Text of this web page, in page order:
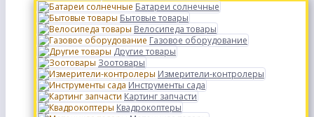
Батареи солнечные
Бытовые товары
Велосипеда товары
Газовое оборудование
Другие товары
Зоотовары
Измерители-контролеры
Инструменты сада
Картинг запчасти
Квадрокоптеры